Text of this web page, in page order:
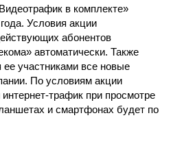
в комплекте»
Условия акции
абонентов
автоматически. Также
ее участниками все новые
По условиям акции
трафик при просмотре
и смартфонах будет по